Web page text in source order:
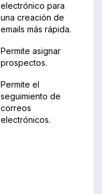
electrónico para
una creación de
emails más rápida.
Permite asignar
prospectos.
Permite el
seguimiento de
correos
electrónicos.